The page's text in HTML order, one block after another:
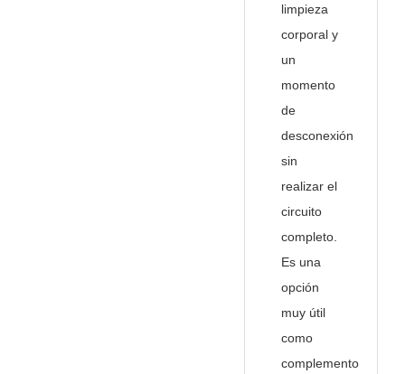
limpieza
corporal y
un
momento
de
desconexión
sin
realizar el
circuito
completo.
Es una
opción
muy útil
como
complemento